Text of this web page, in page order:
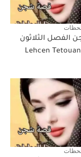
الثلاثون